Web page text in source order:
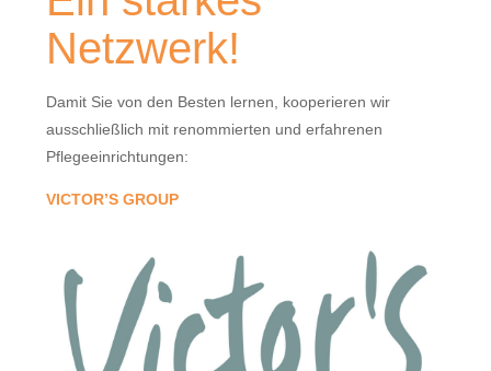
Netzwerk!
Damit Sie von den Besten lernen, kooperieren wir
ausschließlich mit renommierten und erfahrenen
Pflegeeinrichtungen:
VICTOR’S GROUP